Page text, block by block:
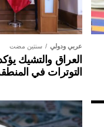
عربي ودولي سنتين مضت
العراق والتشيك
التوترات في